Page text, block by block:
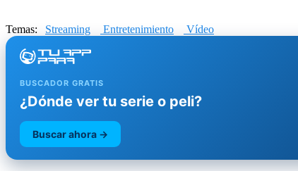
Temas: Streaming Entretenimiento Vídeo
BUSCADOR GRATIS
¿Dónde ver tu serie o peli?
Buscar ahora →